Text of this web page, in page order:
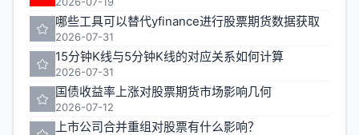
哪些工具可以替代yfinance进行股票期货数据获取
2026-07-31
15分钟K线与5分钟K线的对应关系如何计算
2026-07-31
国债收益率上涨对股票期货市场影响几何
2026-07-12
上市公司合并重组对股票有什么影响？